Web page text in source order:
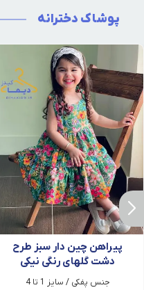
پوشاک دخترانه
پیراهن چین دار سبز طرح
دشت گلهای رنگی نیکی
جنس پفکی / سایز 1 تا 4